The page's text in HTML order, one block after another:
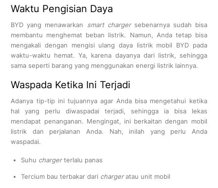
Waktu Pengisian Daya
BYD yang menawarkan smart chargersebenarnya sudah bisa
membantu menghemat beban listrik. Namun, Anda tetap bisa
mengakali dengan mengisi ulang daya listrik mobil BYD pada
waktu-waktu hemat. Ya, karena dayanya dari listrik, sehingga
sama seperti barang yang menggunakan energi listrik lainnya.
Waspada Ketika Ini Terjadi
Adanya tip-tip ini tujuannya agar Anda bisa mengetahui ketika
hal yang perlu diwaspadai terjadi, sehingga ia bisa lekas
mendapat penanganan. Mengingat, ini berkaitan dengan mobil
listrik dan perjalanan Anda. Nah, inilah yang perlu Anda
waspadai.
Suhu chargerterlalu panas
Tercium bau terbakar dari chargeratau unit mobil